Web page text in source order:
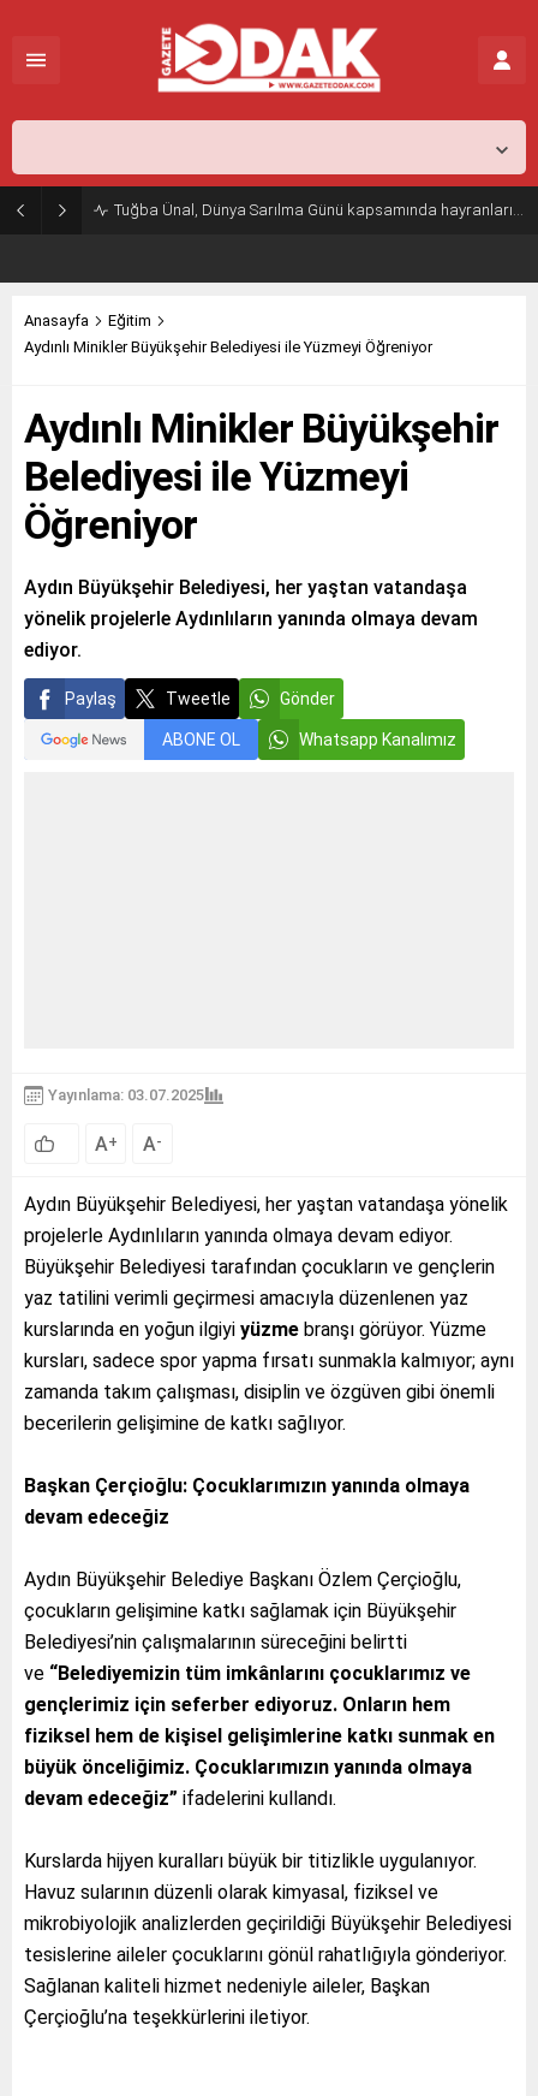
Tuğba Ünal, Dünya Sarılma Günü kapsamında hayranlarıyla buluştu
Anasayfa
Eğitim
Aydınlı Minikler Büyükşehir Belediyesi ile Yüzmeyi Öğreniyor
Aydınlı Minikler Büyükşehir
Belediyesi ile Yüzmeyi
Öğreniyor
Aydın Büyükşehir Belediyesi, her yaştan vatandaşa
yönelik projelerle Aydınlıların yanında olmaya devam
ediyor.
Paylaş Tweetle Gönder
ABONE OL Whatsapp Kanalımız
Yayınlama: 03.07.2025
A+ A-
Aydın Büyükşehir Belediyesi, her yaştan vatandaşa yönelik
projelerle Aydınlıların yanında olmaya devam ediyor.
Büyükşehir Belediyesi tarafından çocukların ve gençlerin
yaz tatilini verimli geçirmesi amacıyla düzenlenen yaz
kurslarında en yoğun ilgiyi yüzme branşı görüyor. Yüzme
kursları, sadece spor yapma fırsatı sunmakla kalmıyor; aynı
zamanda takım çalışması, disiplin ve özgüven gibi önemli
becerilerin gelişimine de katkı sağlıyor.
Başkan Çerçioğlu: Çocuklarımızın yanında olmaya
devam edeceğiz
Aydın Büyükşehir Belediye Başkanı Özlem Çerçioğlu,
çocukların gelişimine katkı sağlamak için Büyükşehir
Belediyesi’nin çalışmalarının süreceğini belirtti
ve “Belediyemizin tüm imkânlarını çocuklarımız ve
gençlerimiz için seferber ediyoruz. Onların hem
fiziksel hem de kişisel gelişimlerine katkı sunmak en
büyük önceliğimiz. Çocuklarımızın yanında olmaya
devam edeceğiz” ifadelerini kullandı.
Kurslarda hijyen kuralları büyük bir titizlikle uygulanıyor.
Havuz sularının düzenli olarak kimyasal, fiziksel ve
mikrobiyolojik analizlerden geçirildiği Büyükşehir Belediyesi
tesislerine aileler çocuklarını gönül rahatlığıyla gönderiyor.
Sağlanan kaliteli hizmet nedeniyle aileler, Başkan
Çerçioğlu’na teşekkürlerini iletiyor.